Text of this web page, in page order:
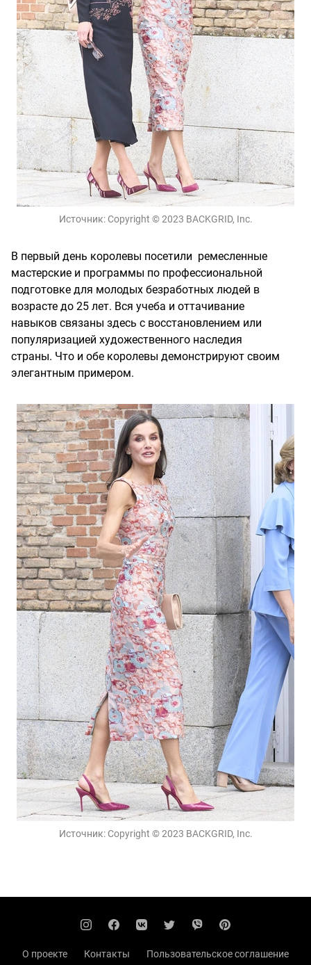
Источник: Copyright © 2023 BACKGRID, Inc.
В первый день королевы посетили ремесленные
мастерские и программы по профессиональной
подготовке для молодых безработных людей в
возрасте до 25 лет. Вся учеба и оттачивание
навыков связаны здесь с восстановлением или
популяризацией художественного наследия
страны. Что и обе королевы демонстрируют своим
элегантным примером.
Источник: Copyright © 2023 BACKGRID, Inc.
О проекте Контакты Пользовательское соглашение